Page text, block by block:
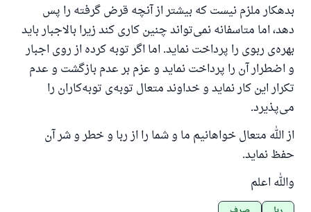
بدهکار ملزم نیست که بیشتر از آنچه قرض گرفته را پس
دهد، اما متاسفانه نمی‌تواند چنین کاری کند زیرا بالاجبار باید
بهره‌ی ربوی را پرداخت نماید. اما اگر توبه کرده از روی اجبار
و اضطرار آن را پرداخت نماید و عزم بر عدم بازگشت و عدم
تکرار این کار نماید و خداوند متعال توبه‌ی توبه‌کاران را
می‌پذیرد.
از الله متعال خواهانیم ما و شما را از ربا و خطر و شر آن
حفظ نماید.
والله اعلم